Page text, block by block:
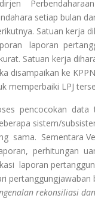
setiap bulan
Satuan kerja
laporan
Satuan kerja
disampaikan ke
memperbaiki LPJ
pencocokan data
sistem/
sama. Sementara
perhitungan
laporan
pertanggungjawaban
rekonsiliasi